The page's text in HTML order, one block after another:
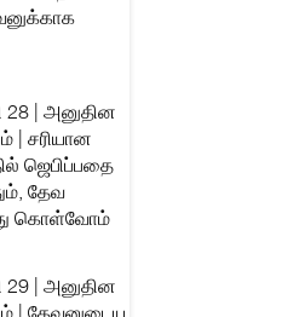
28 | அனுதின
| சரியான
ஜெபிப்பதை
தேவ
கொள்வோம்
29 | அனுதின
| தேவனுடைய